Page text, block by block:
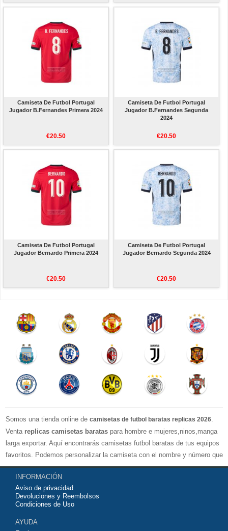
Camiseta De Futbol Portugal
Jugador B.Fernandes Primera 2024
€20.50
Camiseta De Futbol Portugal
Jugador B.Fernandes Segunda
2024
€20.50
Camiseta De Futbol Portugal
Jugador Bernardo Primera 2024
€20.50
Camiseta De Futbol Portugal
Jugador Bernardo Segunda 2024
€20.50
Somos una tienda online de camisetas de futbol baratas replicas 2026.
Venta replicas camisetas baratas para hombre e mujeres,ninos,manga
larga exportar. Aquí encontrarás camisetas futbol baratas de tus equipos
favoritos. Podemos personalizar la camiseta con el nombre y número que
quieras. Nuestrascamisetas de futbol replicasson de máxima calidad
tailandesa por lo que estamos convencidos que quedarás muy satisfecho
con ella. Estas camisetas tienen un tejido transpirable por lo que te
servirán para jugar al fútbol o simplemente para animar a tu equipo
contáctanos y haremos lo posible para conseguirtela lo más barata
INFORMACIÓN
Aviso de privacidad
Devoluciones y Reembolsos
Condiciones de Uso
AYUDA